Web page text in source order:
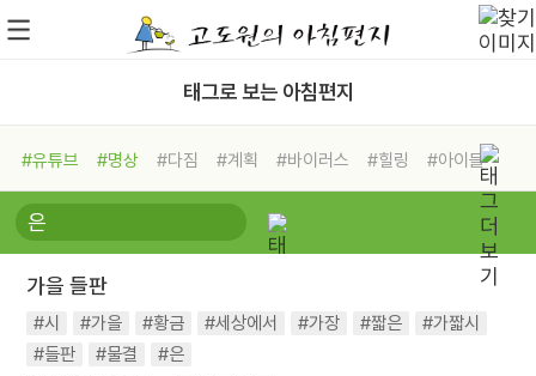
태그로 보는 아침편지
#유튜브 #명상 #다짐 #계획 #바이러스 #힐링
#아이들
#비전캠프
#독서캠프 #삶
#희망
#나눔 #친구 #링컨학교
#독서
#건강
가을 들판
#시 #가을 #황금 #세상에서 #가장 #짧은
#가짧시
#들판
#물결 #은